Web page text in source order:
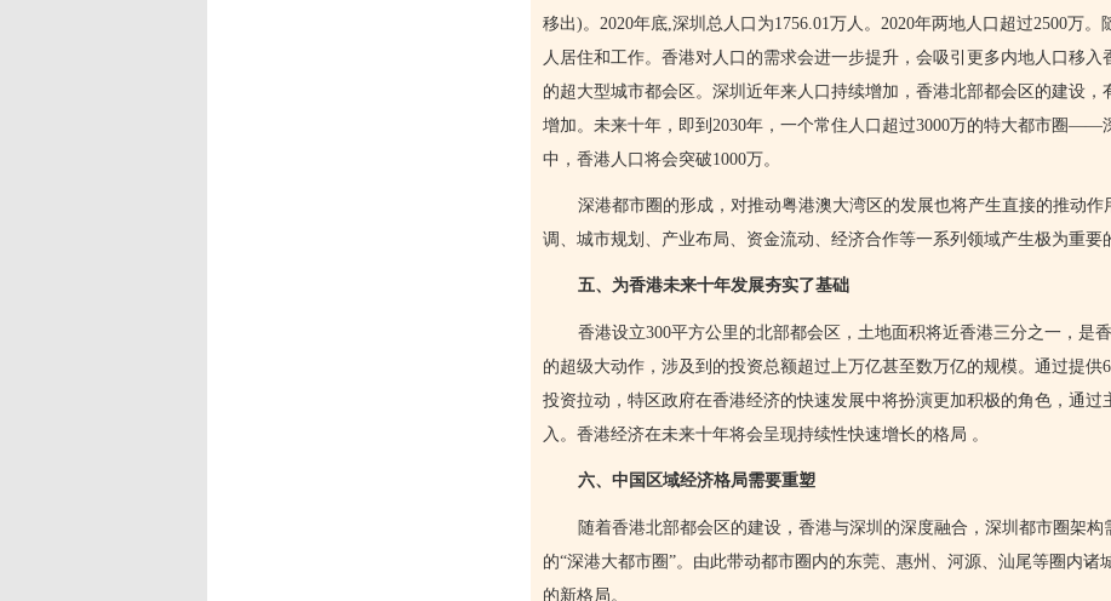
移出) 。 2020年底 深圳总人口为1756.01万人。 2020年两地人口超过2500万。
人居住和工作。香港对人口的需求会进一步提升，会吸引更多内地人口移
的超大型城市都会区。深圳近年来人口持续增加，香港北部都会区的建设
增加。未来十年，即到 2030年，一个常住人口超过3000万的特大都市圈——
中，香港人口将会突破1000万。
深港都市圈的形成，对推动粤港澳大湾区的发展也将产生直接的推动
调、城市规划、产业布局、资金流动、经济合作等一系列领域产生极为重要
五、为香港未来十年发展夯实了基础
香港设立300平方公里的北部都会区，土地面积将近香港三分之一，是
的超级大动作，涉及到的投资总额超过上万亿甚至数万亿的规模。通过提供
投资拉动，特区政府在香港经济的快速发展中将扮演更加积极的角色，通
入。香港经济在未来十年将会呈现持续性快速增长的格局 。
六、中国区域经济格局需要重塑
随着香港北部都会区的建设，香港与深圳的深度融合，深圳都市圈架
的“深港大都市圈”。由此带动都市圈内的东莞、惠州、河源、汕尾等圈内诸
的新格局。